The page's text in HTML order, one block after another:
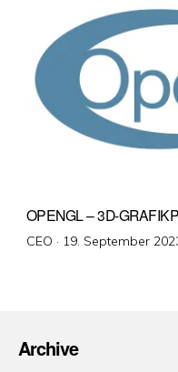
OPENGL – 3D-
CEO · Veröffentlicht
19. September
Archive